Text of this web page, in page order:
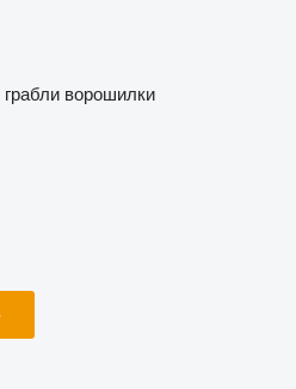
грабли ворошилки